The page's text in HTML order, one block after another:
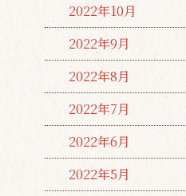
2022年10月
2022年9月
2022年8月
2022年7月
2022年6月
2022年5月